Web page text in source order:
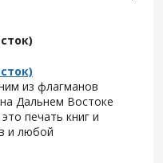
из флагманов
Дальнем Востоке
печать книг и
и любой